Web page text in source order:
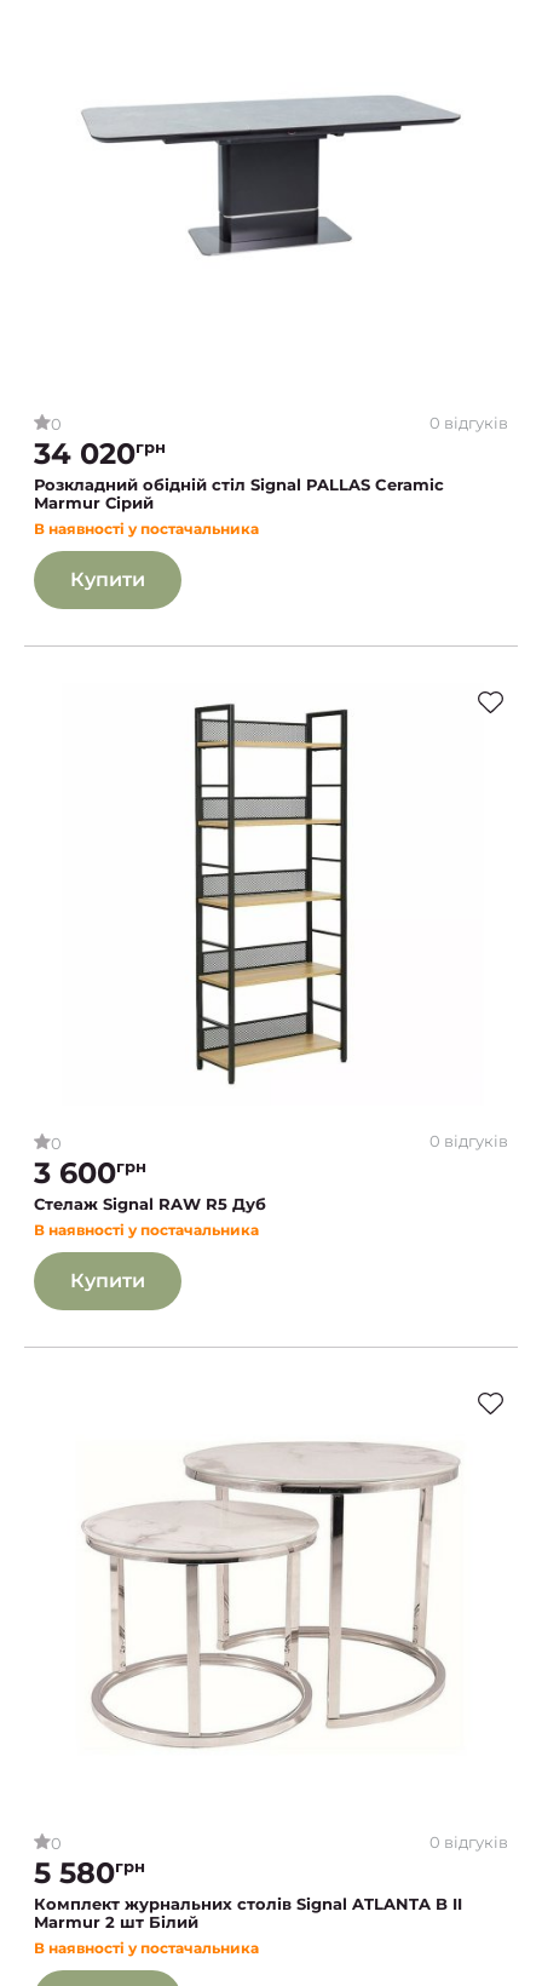
0 0 відгуків
34 020грн
Розкладний обідній стіл Signal PALLAS Ceramic
Marmur Сірий
В наявності у постачальника
Купити
0 0 відгуків
3 600грн
Стелаж Signal RAW R5 Дуб
В наявності у постачальника
Купити
0 0 відгуків
5 580грн
Комплект журнальних столів Signal ATLANTA B II
Marmur 2 шт Білий
В наявності у постачальника